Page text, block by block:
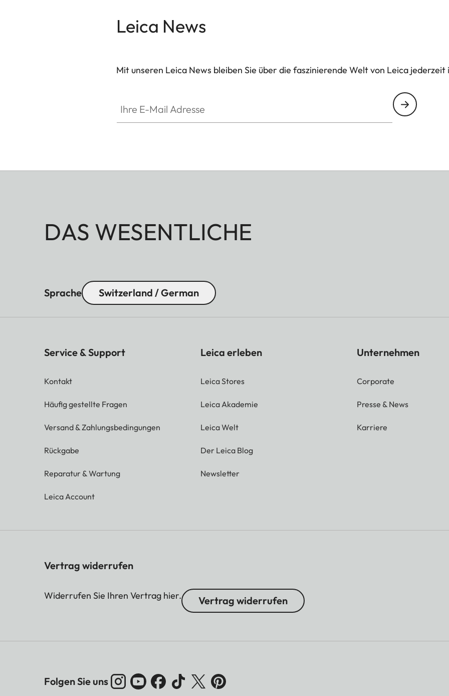
Leica News
Mit unseren Leica News bleiben Sie über die faszinierende Welt von Leica
DAS WESENTLICHE
Sprache Switzerland / German
Service & Support
Kontakt
Häufig gestellte Fragen
Versand & Zahlungsbedingungen
Rückgabe
Reparatur & Wartung
Leica Account
Leica erleben
Leica Stores
Leica Akademie
Leica Welt
Der Leica Blog
Newsletter
Unternehmen
Corporate
Presse & News
Karriere
Vertrag widerrufen
Widerrufen Sie Ihren Vertrag hier. Vertrag widerrufen
Folgen Sie uns